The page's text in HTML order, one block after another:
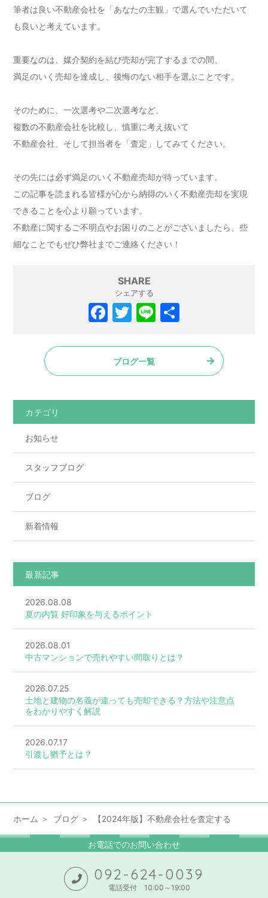
筆者は良い不動産会社を「あなたの主観」で選んでいただいて
も良いと考えています。
重要なのは、媒介契約を結び売却が完了するまでの間、
満足のいく売却を達成し、後悔のない相手を選ぶことです。
そのために、一次選考や二次選考など、
複数の不動産会社を比較し、慎重に考え抜いて
不動産会社、そして担当者を「査定」してみてください。
その先には必ず満足のいく不動産売却が待っています。
この記事を読まれる皆様が心から納得のいく不動産売却を実現
できることを心より願っています。
不動産に関するご不明点やお困りのことがございましたら、些
細なことでもぜひ弊社までご連絡ください！
SHARE
シェアする
ブログ一覧
カテゴリ
お知らせ
スタッフブログ
ブログ
新着情報
最新記事
2026.08.08
夏の内覧 好印象を与えるポイント
2026.08.01
中古マンションで売れやすい間取りとは？
2026.07.25
土地と建物の名義が違っても売却できる？方法や注意点
をわかりやすく解説
2026.07.17
引渡し猶予とは？
ホーム ブログ 【2024年版】不動産会社を査定する
お電話でのお問い合わせ
092-624-0039
電話受付 10:00～19:00